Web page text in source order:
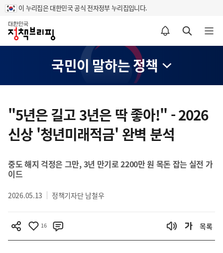
이 누리집은 대한민국 공식 전자정부 누리집입니다.
홈
알림설정 바로가기 검색 바로가기 메뉴 열기
국민이 말하는 정책
텐
영
"5년은 길고 3년은 딱 좋아!" - 2026
신상 '청년미래적금' 완벽 분석
중도 해지 걱정은 그만, 3년 만기로 2200만 원 목돈 잡는 실전 가
이드
2026.05.13 정책기자단 남철우
16 목록